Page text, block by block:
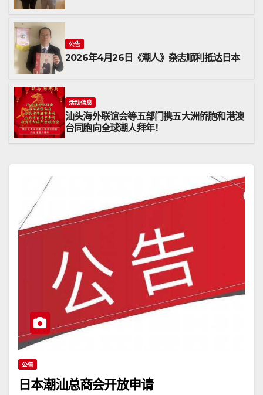
公告
2026年4月26日《潮人》杂志顺利抵达日本
活动信息
汕头海外联谊会等五部门携五大洲侨胞和港澳
台同胞向全球潮人拜年！
公告
日本潮汕总商会开放申请